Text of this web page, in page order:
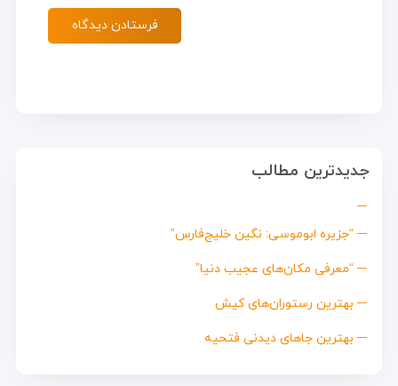
جدیدترین مطالب
“جزیره ابوموسی: نگین خلیج‌فارس”
“معرفی مکان‌های عجیب دنیا”
بهترین رستوران‌های کیش
بهترین جاهای دیدنی فتحیه